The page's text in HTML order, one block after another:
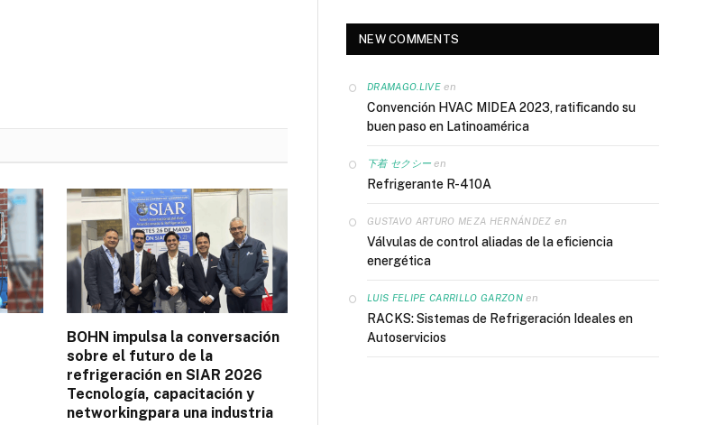
BOHN impulsa la conversación
sobre el futuro de la
refrigeración en SIAR 2026
Tecnología, capacitación y
networkingpara una industria
NEW COMMENTS
DRAMAGO.LIVEen
Convención HVAC MIDEA 2023, ratificando su
buen paso en Latinoamérica
下着 セクシー en
Refrigerante R-410A
GUSTAVO ARTURO MEZA HERNÁNDEZ en
Válvulas de control aliadas de la eficiencia
energética
LUIS FELIPE CARRILLO GARZONen
RACKS: Sistemas de Refrigeración Ideales en
Autoservicios